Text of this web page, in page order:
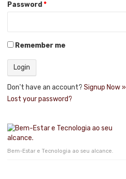
Password *
Remember me
Don't have an account? Signup Now »
Lost your password?
Bem-Estar e Tecnologia ao seu alcance.